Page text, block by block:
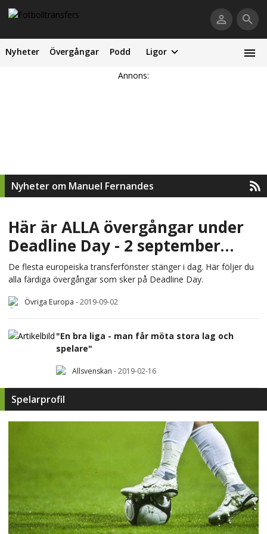
Nyheter Övergångar Podd Ligor
Annons:
Nyheter om Manuel Fernandes
Här är ALLA övergångar under
Deadline Day - 2 september
2019
De flesta europeiska transferfönster stänger i dag. Här följer du
alla färdiga övergångar som sker på Deadline Day.
Övriga Europa -2019-09-02
"En bra liga - man får möta stora lag och
spelare"
Allsvenskan -2019-02-16
Spelarprofil